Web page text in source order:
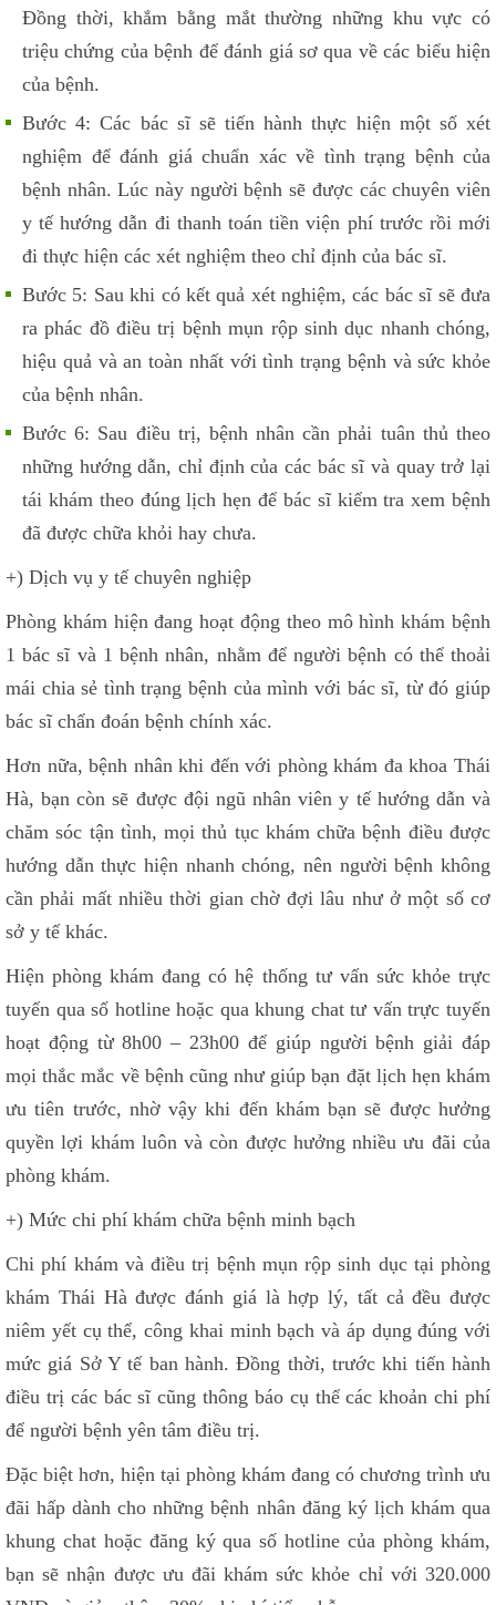
Đồng thời, khắm bằng mắt thường những khu vực có
triệu chứng của bệnh để đánh giá sơ qua về các biểu hiện
của bệnh.
Bước 4: Các bác sĩ sẽ tiến hành thực hiện một số xét
nghiệm để đánh giá chuẩn xác về tình trạng bệnh của
bệnh nhân. Lúc này người bệnh sẽ được các chuyên viên
y tế hướng dẫn đi thanh toán tiền viện phí trước rồi mới
đi thực hiện các xét nghiệm theo chỉ định của bác sĩ.
Bước 5: Sau khi có kết quả xét nghiệm, các bác sĩ sẽ đưa
ra phác đồ điều trị bệnh mụn rộp sinh dục nhanh chóng,
hiệu quả và an toàn nhất với tình trạng bệnh và sức khỏe
của bệnh nhân.
Bước 6: Sau điều trị, bệnh nhân cần phải tuân thủ theo
những hướng dẫn, chỉ định của các bác sĩ và quay trở lại
tái khám theo đúng lịch hẹn để bác sĩ kiểm tra xem bệnh
đã được chữa khỏi hay chưa.
+) Dịch vụ y tế chuyên nghiệp
Phòng khám hiện đang hoạt động theo mô hình khám bệnh
1 bác sĩ và 1 bệnh nhân, nhằm để người bệnh có thể thoải
mái chia sẻ tình trạng bệnh của mình với bác sĩ, từ đó giúp
bác sĩ chẩn đoán bệnh chính xác.
Hơn nữa, bệnh nhân khi đến với phòng khám đa khoa Thái
Hà, bạn còn sẽ được đội ngũ nhân viên y tế hướng dẫn và
chăm sóc tận tình, mọi thủ tục khám chữa bệnh điều được
hướng dẫn thực hiện nhanh chóng, nên người bệnh không
cần phải mất nhiều thời gian chờ đợi lâu như ở một số cơ
sở y tế khác.
Hiện phòng khám đang có hệ thống tư vấn sức khỏe trực
tuyến qua số hotline hoặc qua khung chat tư vấn trực tuyến
hoạt động từ 8h00 – 23h00 để giúp người bệnh giải đáp
mọi thắc mắc về bệnh cũng như giúp bạn đặt lịch hẹn khám
ưu tiên trước, nhờ vậy khi đến khám bạn sẽ được hưởng
quyền lợi khám luôn và còn được hưởng nhiều ưu đãi của
phòng khám.
+) Mức chi phí khám chữa bệnh minh bạch
Chi phí khám và điều trị bệnh mụn rộp sinh dục tại phòng
khám Thái Hà được đánh giá là hợp lý, tất cả đều được
niêm yết cụ thể, công khai minh bạch và áp dụng đúng với
mức giá Sở Y tế ban hành. Đồng thời, trước khi tiến hành
điều trị các bác sĩ cũng thông báo cụ thể các khoản chi phí
để người bệnh yên tâm điều trị.
Đặc biệt hơn, hiện tại phòng khám đang có chương trình ưu
đãi hấp dành cho những bệnh nhân đăng ký lịch khám qua
khung chat hoặc đăng ký qua số hotline của phòng khám,
bạn sẽ nhận được ưu đãi khám sức khỏe chỉ với 320.000